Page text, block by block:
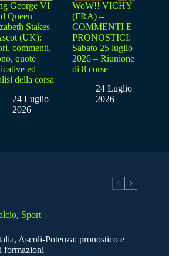
George VI
Queen
Stakes
(UK):
commenti,
quote
ed
della corsa
24 Luglio
2026
WoW!! VICHY
(FRA) –
COMMENTI E
PRONOSTICI:
Sabato 25 luglio
2026 – Riunione
di 8 corse
24 Luglio
2026
, Sport
Ascoli-Potenza: pronostico e
formazioni